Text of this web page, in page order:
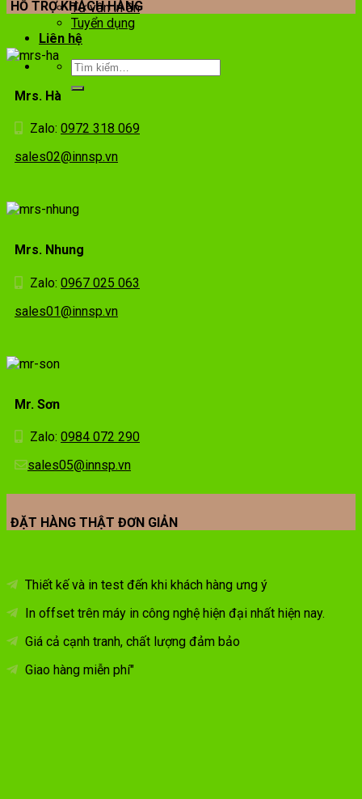
Tư vấn in ấn
Tuyển dụng
Liên hệ
HỖ TRỢ KHÁCH HÀNG
Mrs. Hà
Zalo: 0972 318 069
sales02@innsp.vn
Mrs. Nhung
Zalo: 0967 025 063
sales01@innsp.vn
Mr. Sơn
Zalo: 0984 072 290
sales05@innsp.vn
ĐẶT HÀNG THẬT ĐƠN GIẢN
Thiết kế và in test đến khi khách hàng ưng ý
In offset trên máy in công nghệ hiện đại nhất hiện nay.
Giá cả cạnh tranh, chất lượng đảm bảo
Giao hàng miễn phí"